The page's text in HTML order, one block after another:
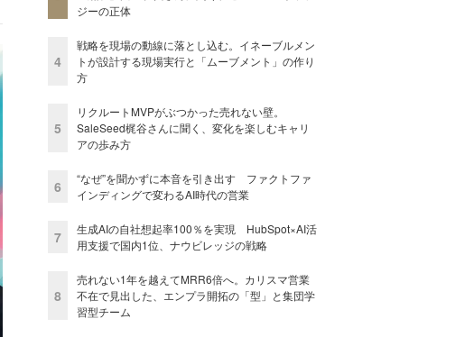
ジーの正体
4
戦略を現場の動線に落とし込む。イネーブルメン
トが設計する現場実行と「ムーブメント」の作り
方
5
リクルートMVPがぶつかった売れない壁。
SaleSeed梶谷さんに聞く、変化を楽しむキャリ
アの歩み方
6
“なぜ”を聞かずに本音を引き出す ファクトファ
インディングで変わるAI時代の営業
7
生成AIの自社想起率100％を実現 HubSpot×AI活
用支援で国内1位、ナウビレッジの戦略
8
売れない1年を越えてMRR6倍へ。カリスマ営業
不在で見出した、エンプラ開拓の「型」と集団学
習型チーム